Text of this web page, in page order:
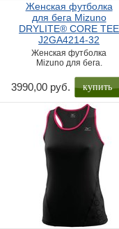
Женская футболка
для бега Mizuno
DRYLITE® CORE TEE
J2GA4214-32
Женская футболка
Mizuno для бега.
3990,00 руб. купить